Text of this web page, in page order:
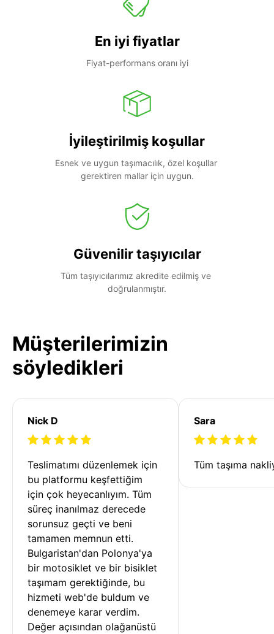
En iyi fiyatlar
Fiyat-performans oranı iyi
İyileştirilmiş koşullar
Esnek ve uygun taşımacılık, özel koşullar
gerektiren mallar için uygun.
Güvenilir taşıyıcılar
Tüm taşıyıcılarımız akredite edilmiş ve
doğrulanmıştır.
Müşterilerimizin
söyledikleri
Nick D
Teslimatımı düzenlemek için
bu platformu keşfettiğim
için çok heyecanlıyım. Tüm
süreç inanılmaz derecede
sorunsuz geçti ve beni
tamamen memnun etti.
Bulgaristan'dan Polonya'ya
bir motosiklet ve bir bisiklet
taşımam gerektiğinde, bu
hizmeti web'de buldum ve
denemeye karar verdim.
Değer açısından olağanüstü
Sara
Tüm taşıma